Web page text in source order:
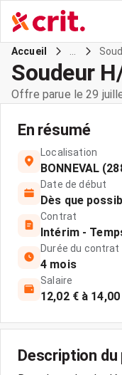
Accueil
Soudeur
Offre parue le 29
En résumé
Localisation
BONNEVAL
Date de début
Dès que
Contrat
Intérim -
Durée du contrat
4 mois
Salaire
12,02 € à 14,00
Description